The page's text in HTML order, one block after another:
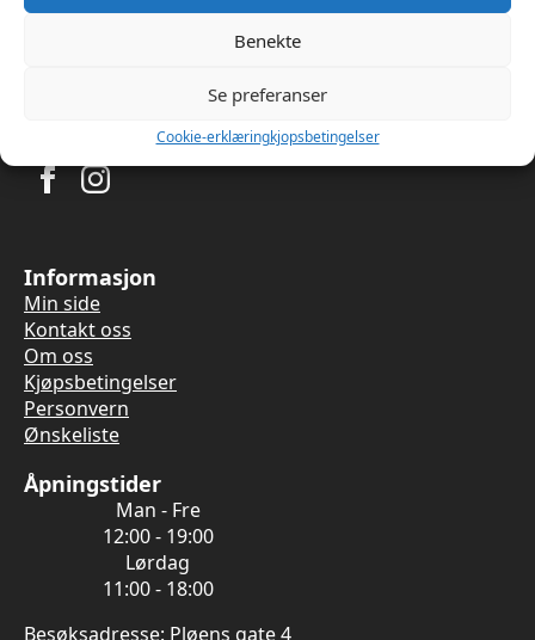
Benekte
Se preferanser
Cookie-erklæringkjopsbetingelser
Informasjon
Min side
Kontakt oss
Om oss
Kjøpsbetingelser
Personvern
Ønskeliste
Åpningstider
Man - Fre
12:00 - 19:00
Lørdag
11:00 - 18:00
Besøksadresse: Pløens gate 4